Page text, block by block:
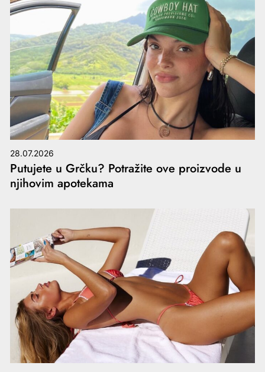
28.07.2026
Putujete u Grčku? Potražite ove proizvode u
njihovim apotekama